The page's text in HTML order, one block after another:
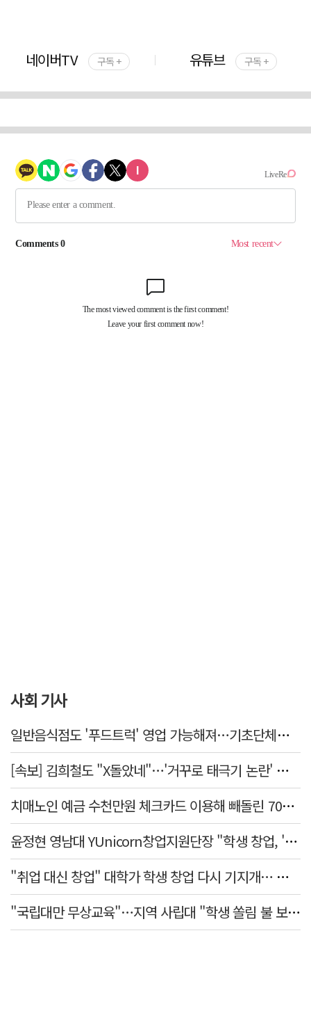
네이버TV 구독 + 유튜브 구독 +
사회 기사
일반음식점도 '푸드트럭' 영업 가능해져…기초단체별 조례 개정 움직임
[속보] 김희철도 "X돌았네"…'거꾸로 태극기 논란' 인천시 현수막, 이틀 만에 철거
치매노인 예금 수천만원 체크카드 이용해 빼돌린 70대 간병인, 집행유예
윤정현 영남대 YUnicorn창업지원단장 "학생 창업, '팀 빌딩'이 제일 중요"
"취업 대신 창업" 대학가 학생 창업 다시 기지개… 창업자·기업·매출 동반 성장
"국립대만 무상교육"…지역 사립대 "학생 쏠림 불 보듯"